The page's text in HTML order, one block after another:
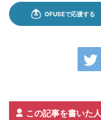
この記事を書いた人